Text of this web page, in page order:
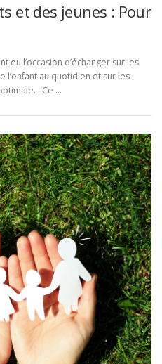
et des jeunes : Pour
eu l’occasion d’échanger sur les
l’enfant au quotidien et sur les
Ce …